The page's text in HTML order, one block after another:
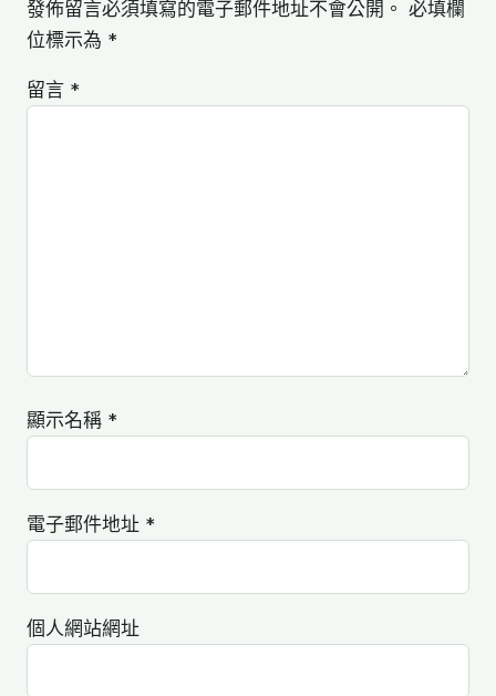
發佈留言必須填寫的電子郵件地址不會公開。 必填欄
位標示為 *
留言 *
顯示名稱 *
電子郵件地址 *
個人網站網址